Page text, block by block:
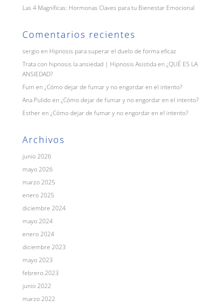
Las 4 Magníficas: Hormonas Claves para tu Bienestar Emocional
Comentarios recientes
sergioen Hipnosis para superar el duelo de forma eficaz
Trata con hipnosis la ansiedad | Hipnosis Asistidaen ¿QUÉ ES LA
ANSIEDAD?
Fum en ¿Cómo dejar de fumar y no engordar en el intento?
Ana Pulidoen ¿Cómo dejar de fumar y no engordar en el intento?
Estheren ¿Cómo dejar de fumar y no engordar en el intento?
Archivos
junio 2026
mayo 2026
marzo 2025
enero 2025
diciembre 2024
mayo 2024
enero 2024
diciembre 2023
mayo 2023
febrero 2023
junio 2022
marzo 2022